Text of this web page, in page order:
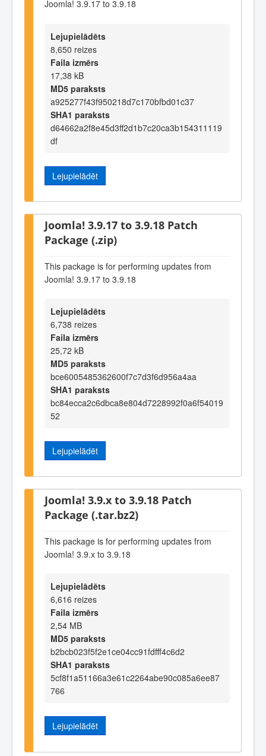
Joomla! 3.9.17 to 3.9.18
Lejupielādēts
8,650 reizes
Faila izmērs
17,38 kB
MD5 paraksts
a925277f43f950218d7c170bfbd01c37
SHA1 paraksts
d64662a2f8e45d3ff2d1b7c20ca3b154311119
df
Lejupielādēt
Joomla! 3.9.17 to 3.9.18 Patch
Package (.zip)
This package is for performing updates from
Joomla! 3.9.17 to 3.9.18
Lejupielādēts
6,738 reizes
Faila izmērs
25,72 kB
MD5 paraksts
bce6005485362600f7c7d3f6d956a4aa
SHA1 paraksts
bc84ecca2c6dbca8e804d7228992f0a6f54019
52
Lejupielādēt
Joomla! 3.9.x to 3.9.18 Patch
Package (.tar.bz2)
This package is for performing updates from
Joomla! 3.9.x to 3.9.18
Lejupielādēts
6,616 reizes
Faila izmērs
2,54 MB
MD5 paraksts
b2bcb023f5f2e1ce04cc91fdfff4c6d2
SHA1 paraksts
5cf8f1a51166a3e61c2264abe90c085a6ee87
766
Lejupielādēt